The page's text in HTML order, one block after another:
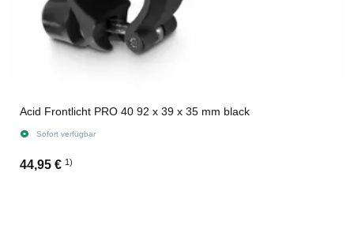
Acid Frontlicht PRO 40 92 x 39 x 35 mm black
Sofort verfügbar
44,95 € 1)